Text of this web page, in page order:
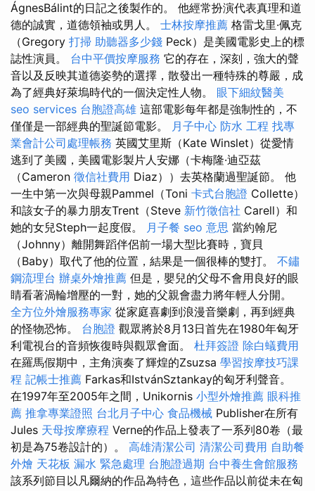
ÁgnesBálint的日記之後製作的。 他經常扮演代表真理和道
德的誠實，道德領袖或男人。 士林按摩推薦 格雷戈里·佩克
（Gregory 打掃 助聽器多少錢 Peck）是美國電影史上的標
誌性演員。 台中平價按摩服務 它的存在，深刻，強大的聲
音以及反映其道德姿勢的選擇，散發出一種特殊的尊嚴，成
為了經典好萊塢時代的一個決定性人物。 眼下細紋醫美
seo services 台胞證高雄 這部電影每年都是強制性的，不
僅僅是一部經典的聖誕節電影。 月子中心 防水 工程 找專
業會計公司處理帳務 英國艾里斯（Kate Winslet）從愛情
逃到了美國，美國電影製片人安娜（卡梅隆·迪亞茲
（Cameron 徵信社費用 Diaz））去英格蘭過聖誕節。 他
一生中第一次與母親Pammel（Toni 卡式台胞證 Collette）
和該女子的暴力朋友Trent（Steve 新竹徵信社 Carell）和
她的女兒Steph一起度假。 月子餐 seo 意思 當約翰尼
（Johnny）離開舞蹈伴侶前一場大型比賽時，寶貝
（Baby）取代了他的位置，結果是一個很棒的雙打。 不鏽
鋼流理台 辦桌外燴推薦 但是，嬰兒的父母不會用良好的眼
睛看著渦輪增壓的一對，她的父親會盡力將年輕人分開。
全方位外燴服務專家 從家庭喜劇到浪漫音樂劇，再到經典
的怪物恐怖。 台胞證 觀眾將於8月13日首先在1980年匈牙
利電視台的音頻恢復時與觀眾會面。 杜拜簽證 除白蟻費用
在羅馬假期中，主角演奏了輝煌的Zsuzsa 學習按摩技巧課
程 記帳士推薦 Farkas和IstvánSztankay的匈牙利聲音。
在1997年至2005年之間，Unikornis 小型外燴推薦 眼科推
薦 推拿專業證照 台北月子中心 食品機械 Publisher在所有
Jules 天母按摩療程 Verne的作品上發表了一系列80卷（最
初是為75卷設計的）。 高雄清潔公司 清潔公司費用 自助餐
外燴 天花板 漏水 緊急處理 台胞證過期 台中養生會館服務
該系列節目以凡爾納的作品為特色，這些作品以前從未在匈